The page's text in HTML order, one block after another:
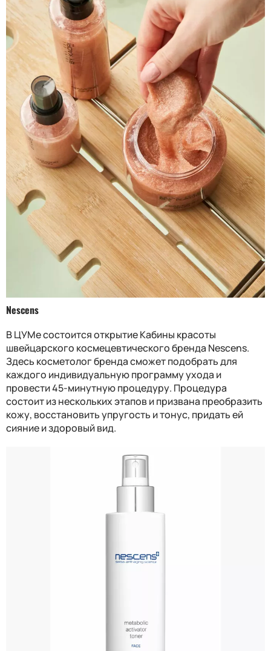
Nescens
В ЦУМе состоится открытие Кабины красоты
швейцарского космецевтического бренда Nescens.
Здесь косметолог бренда сможет подобрать для
каждого индивидуальную программу ухода и
провести 45-минутную процедуру. Процедура
состоит из нескольких этапов и призвана преобразить
кожу, восстановить упругость и тонус, придать ей
сияние и здоровый вид.